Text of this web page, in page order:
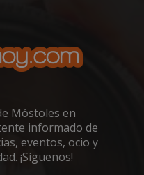
Móstoles en
informado de
eventos, ocio y
¡Síguenos!